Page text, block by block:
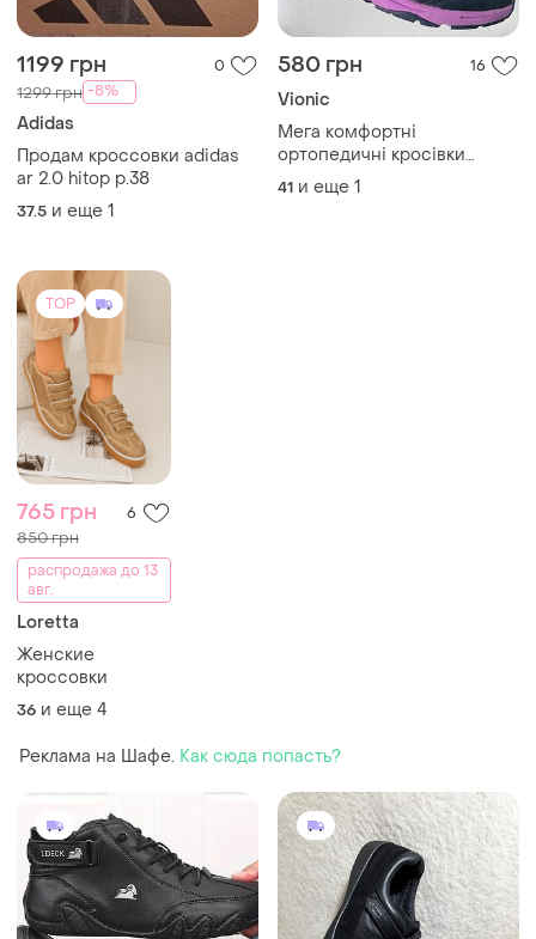
1199 грн 0
1299 грн -8%
Adidas
Продам кроссовки adidas
ar 2.0 hitop р.38
37.5 и еще 1
580 грн 16
Vionic
Мега комфортні
ортопедичні кросівки
,vionic action sunset,p,41
41 и еще 1
TOP
765 грн 6
850 грн
распродажа до 13
авг.
Loretta
Женские
кроссовки
36 и еще 4
Реклама на Шафе. Как сюда попасть?